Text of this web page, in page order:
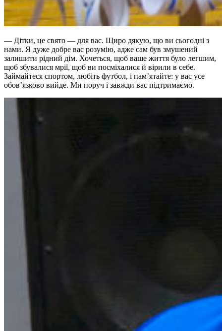
— Дітки, це свято — для вас. Щиро дякую, що ви сьогодні з
нами. Я дуже добре вас розумію, адже сам був змушений
залишити рідний дім. Хочеться, щоб ваше життя було легшим,
щоб збувалися мрії, щоб ви посміхалися й вірили в себе.
Займайтеся спортом, любіть футбол, і пам’ятайте: у вас усе
обов’язково вийде. Ми поруч і завжди вас підтримаємо.